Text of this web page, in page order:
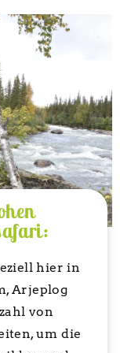
hier in
Arjeplog
von
um die